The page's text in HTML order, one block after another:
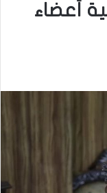
أعضاء